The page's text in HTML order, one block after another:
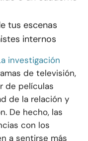
tus escenas
internos
investigación
de televisión,
de películas
de la relación y
De hecho, las
con los
a sentirse más